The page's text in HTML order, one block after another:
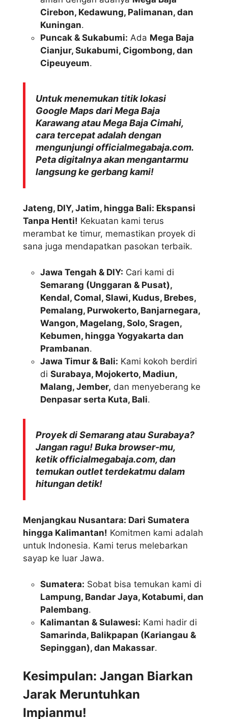
Cirebon, Kedawung, Palimanan, dan
Kuningan.
Puncak & Sukabumi: Ada Mega Baja
Cianjur, Sukabumi, Cigombong, dan
Cipeuyeum.
Untuk menemukan titik lokasi
Google Maps dari Mega Baja
Karawang atau Mega Baja Cimahi,
cara tercepat adalah dengan
mengunjungi officialmegabaja.com.
Peta digitalnya akan mengantarmu
langsung ke gerbang kami!
Jateng, DIY, Jatim, hingga Bali: Ekspansi
Tanpa Henti! Kekuatan kami terus
merambat ke timur, memastikan proyek di
sana juga mendapatkan pasokan terbaik.
Jawa Tengah & DIY: Cari kami di
Semarang (Unggaran & Pusat),
Kendal, Comal, Slawi, Kudus, Brebes,
Pemalang, Purwokerto, Banjarnegara,
Wangon, Magelang, Solo, Sragen,
Kebumen, hingga Yogyakarta dan
Prambanan.
Jawa Timur & Bali: Kami kokoh berdiri
di Surabaya, Mojokerto, Madiun,
Malang, Jember, dan menyeberang ke
Denpasar serta Kuta, Bali.
Proyek di Semarang atau Surabaya?
Jangan ragu! Buka browser-mu,
ketik officialmegabaja.com, dan
temukan outlet terdekatmu dalam
hitungan detik!
Menjangkau Nusantara: Dari Sumatera
hingga Kalimantan! Komitmen kami adalah
untuk Indonesia. Kami terus melebarkan
sayap ke luar Jawa.
Sumatera: Sobat bisa temukan kami di
Lampung, Bandar Jaya, Kotabumi, dan
Palembang.
Kalimantan & Sulawesi: Kami hadir di
Samarinda, Balikpapan (Kariangau &
Sepinggan), dan Makassar.
Kesimpulan: Jangan Biarkan
Jarak Meruntuhkan
Impianmu!